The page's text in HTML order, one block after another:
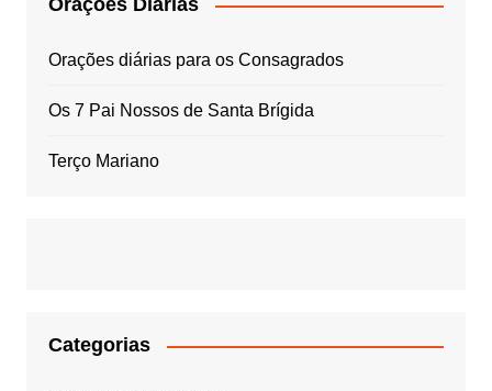
Orações Diárias
Orações diárias para os Consagrados
Os 7 Pai Nossos de Santa Brígida
Terço Mariano
Categorias